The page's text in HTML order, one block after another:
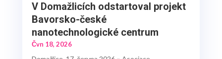
V Domažlicích odstartoval projekt
Bavorsko-české
nanotechnologické centrum
Čvn 18, 2026